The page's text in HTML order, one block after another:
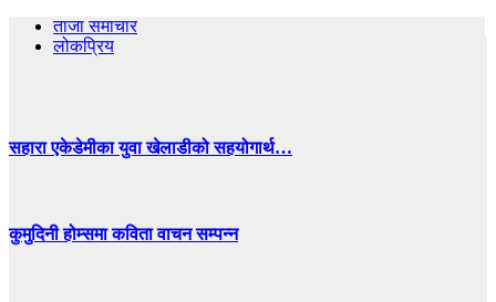
ताजा समाचार
लोकप्रिय
सहारा एकेडेमीका युवा खेलाडीको सहयोगार्थ…
कुमुदिनी होम्समा कविता वाचन सम्पन्न